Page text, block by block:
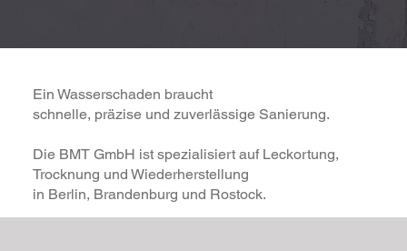
Ein Wasserschaden braucht
schnelle, präzise und zuverlässige Sanierung.
Die BMT GmbH ist spezialisiert auf Leckortung,
Trocknung und Wiederherstellung
in Berlin, Brandenburg und Rostock.